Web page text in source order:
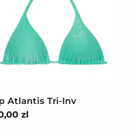
Atlantis Tri-Inv
zl